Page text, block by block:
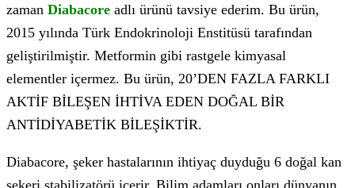
zaman Diabacore adlı ürünü tavsiye ederim. Bu ürün,
2015 yılında Türk Endokrinoloji Enstitüsü tarafından
geliştirilmiştir. Metformin gibi rastgele kimyasal
elementler içermez. Bu ürün, 20’DEN FAZLA FARKLI
AKTİF BİLEŞEN İHTİVA EDEN DOĞAL BİR
ANTİDİYABETİK BİLEŞİKTİR.
Diabacore, şeker hastalarının ihtiyaç duyduğu 6 doğal kan
şekeri stabilizatörü içerir. Bilim adamları onları dünyanın